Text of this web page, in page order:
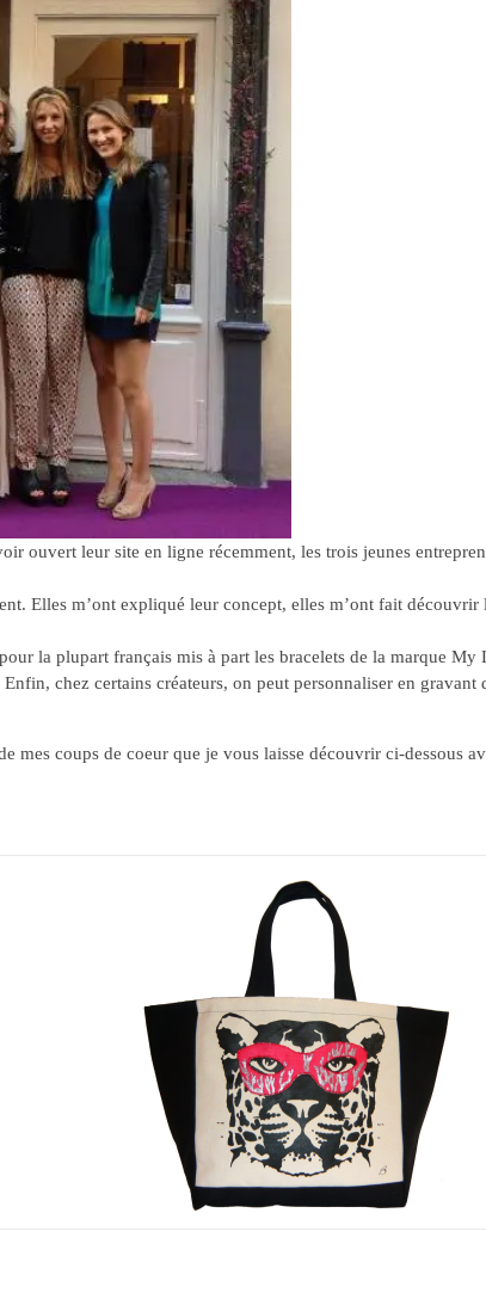
ouvert leur site en ligne récemment, les trois jeunes
Elles m’ont expliqué leur concept, elles m’ont fait
la plupart français mis à part les bracelets de la marque My
chez certains créateurs, on peut personnaliser en gravant
mes coups de coeur que je vous laisse découvrir ci-dessous